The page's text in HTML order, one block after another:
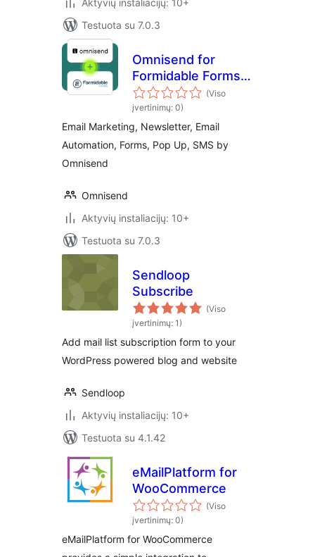
Aktyvių instaliacijų: 10+
Testuota su 7.0.3
Omnisend for
Formidable Forms
Add-On
(Viso
įvertinimų: 0)
Email Marketing, Newsletter, Email
Automation, Forms, Pop Up, SMS by
Omnisend
Omnisend
Aktyvių instaliacijų: 10+
Testuota su 7.0.3
Sendloop
Subscribe
(Viso
įvertinimų: 1)
Add mail list subscription form to your
WordPress powered blog and website
Sendloop
Aktyvių instaliacijų: 10+
Testuota su 4.1.42
eMailPlatform for
WooCommerce
(Viso
įvertinimų: 0)
eMailPlatform for WooCommerce